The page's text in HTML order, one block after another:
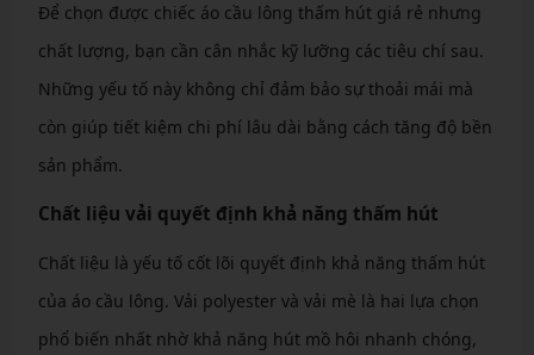
Để chọn được chiếc áo cầu lông thấm hút giá rẻ nhưng
chất lượng, bạn cần cân nhắc kỹ lưỡng các tiêu chí sau.
Những yếu tố này không chỉ đảm bảo sự thoải mái mà
còn giúp tiết kiệm chi phí lâu dài bằng cách tăng độ bền
sản phẩm.
Chất liệu vải quyết định khả năng thấm hút
Chất liệu là yếu tố cốt lõi quyết định khả năng thấm hút
của áo cầu lông. Vải polyester và vải mè là hai lựa chọn
phổ biến nhất nhờ khả năng hút mồ hôi nhanh chóng,